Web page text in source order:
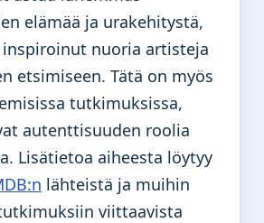
elämää ja urakehitystä,
inspiroinut nuoria artisteja
etsimiseen. Tätä on myös
tutkimuksissa,
autenttisuuden roolia
Lisätietoa aiheesta löytyy
lähteistä ja muihin
viittaavista